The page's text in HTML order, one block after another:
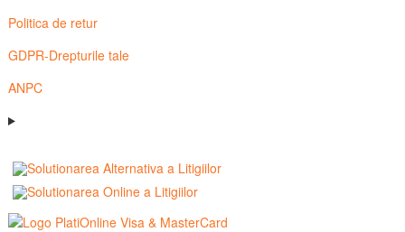
Politica de retur
GDPR-Drepturile tale
ANPC